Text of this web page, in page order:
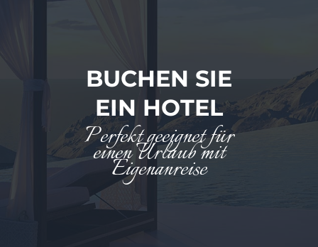
BUCHEN SIE
EIN HOTEL
Perfekt geeignet für
einen Urlaub mit
Eigenanreise